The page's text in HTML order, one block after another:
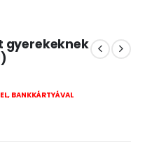
gyerekeknek
BANKKÁRTYÁVAL